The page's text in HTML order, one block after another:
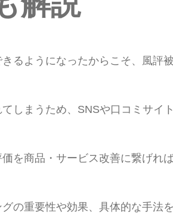
るようになったからこそ、風評
しまうため、SNSや口コミサイ
を商品・サービス改善に繋げれ
の重要性や効果、具体的な手法を